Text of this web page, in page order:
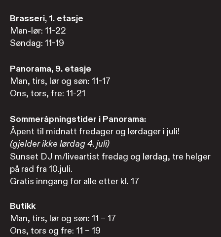
Brasseri, 1. etasje
Man-lør: 11-22
Søndag: 11-19
Panorama, 9. etasje
Man, tirs, lør og søn: 11-17
Ons, tors, fre: 11-21
Sommeråpningstider i Panorama:
Åpent til midnatt fredager og lørdager i juli!
(gjelder ikke lørdag 4. juli)
Sunset DJ m/liveartist fredag og lørdag, tre helger
på rad fra 10.juli.
Gratis inngang for alle etter kl. 17
Butikk
Man, tirs, lør og søn: 11 – 17
Ons, tors og fre: 11 – 19